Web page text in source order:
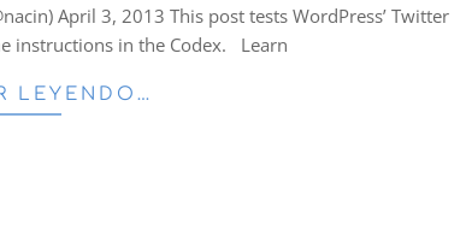
April 3, 2013 This post tests WordPress’ Twitter
instructions in the Codex. Learn
LEYENDO…